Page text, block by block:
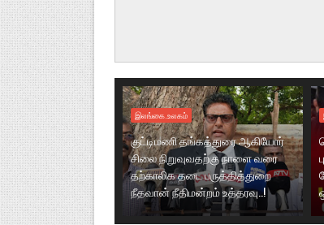
இலங்கை.உலகம்
குட்டிமணி தங்கத்துரை ஆகியோர்
சிலை நிறுவுவதற்கு நாளை வரை
தற்காலிக தடை பருத்தித்துறை
நீதவான் நீதிமன்றம் உத்தரவு..!